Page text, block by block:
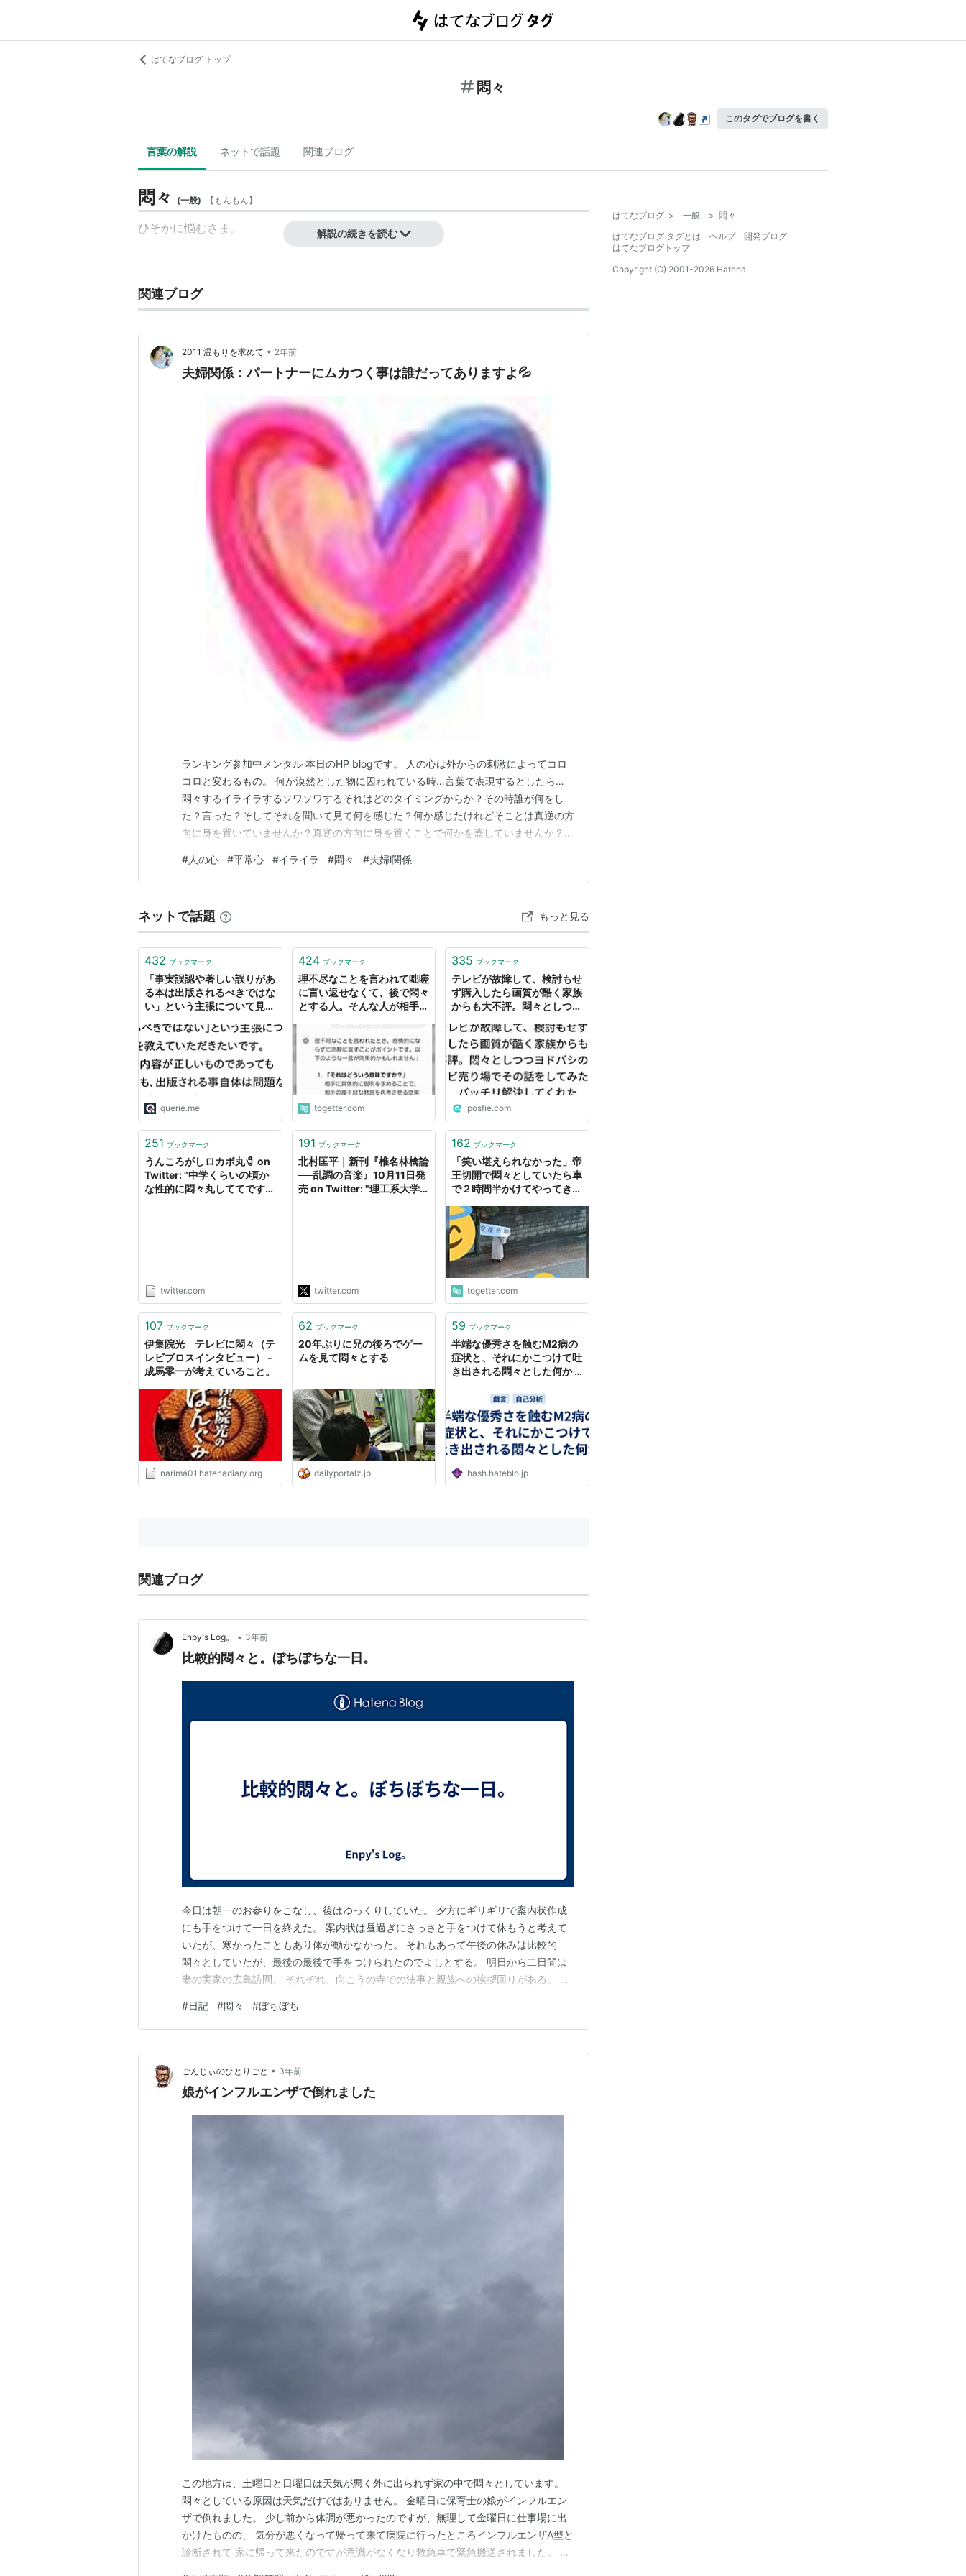
はてなブログ トップ
悶々
このタグでブログを書く
言葉の解説 ネットで話題 関連ブログ
悶々 (一般) 【 もんもん】
ひそかに悩むさま。 解説の続きを読む
関連ブログ
2011 温もりを求めて • 2年前
夫婦関係：パートナーにムカつく事は誰だってありますよ💦
ランキング参加中メンタル 本日のHP blogです。 人の心は外からの刺激によってコロ
コロと変わるもの。 何か漠然とした物に囚われている時…言葉で表現するとしたら…
悶々するイライラするソワソワするそれはどのタイミングからか？その時誰が何をし
た？言った？そしてそれを聞いて見て何を感じた？何か感じたけれどそことは真逆の方
向に身を置いていませんか？真逆の方向に身を置くことで何かを蓋していませんか？そ
楽器を使える人は音を出して表現してみる。何でもいいんですよ。試しにやって見てく
ださい。どれが自分に合うか…本当の気持ちを知るこ…
#人の心 #平常心 #イライラ #悶々 #夫婦l関係
ネットで話題 もっと見る
432 ブックマーク
「事実誤認や著しい誤りがあ
る本は出版されるべきではな
い」という主張について見解
私は、内容が正しいものであ
ってもなくても、出版される
事自体は問題なく、出版後に
適切な批判を受けるでよいの
では、と感じているのです
が、いまいちすっきひ論理的
に整理できずに悶々としてい
ます。|新たな発想を生み出
す質問箱 Querie.me
querie.me
424 ブックマーク
理不尽なことを言われて咄嗟
に言い返せなくて、後で悶々
とする人。そんな人が相手に
る
togetter.com
335 ブックマーク
テレビが故障して、検討もせ
ず購入したら画質が酷く家族
からも大不評。悶々としつつ
の話をしてみたらバッチリ解
決してくれた
posfie.com
251 ブックマーク
うんころがしロカボ丸🧷 on
Twitter: "中学くらいの頃か
な性的に悶々丸しててです
はきっとエロいことしてんだ
ろ、みたいな憎悪。自分でも
驚いたことがあるロカボ"
twitter.com
191 ブックマーク
北村匡平｜新刊『椎名林檎論
──乱調の音楽』10月11日発
売 on Twitter: "理工系大学
毎年作家の意図は作家に聞か
なければわからない、作家の
影響関係は作家が公言してな
いとわからないと当然のよう
に反応がくる。"
twitter.com
162 ブックマーク
「笑い堪えられなかった」帝
王切開で悶々としていたら車
で２時間半かけてやってきた
した話
togetter.com
107 ブックマーク
伊集院光 テレビに悶々（テ
レビブロスインタビュー） -
成馬零一が考えていること。
narima01.hatenadiary.org
62 ブックマーク
20年ぶりに兄の後ろでゲー
ムを見て悶々とする
dailyportalz.jp
59 ブックマーク
半端な優秀さを蝕むM2病の
症状と、それにかこつけて吐
き出される悶々とした何か -
hash.hateblo.jp
関連ブログ
Enpy's Log。 • 3年前
比較的悶々と。ぼちぼちな一日。
今日は朝一のお参りをこなし、後はゆっくりしていた。 夕方にギリギリで案内状作成
にも手をつけて一日を終えた。 案内状は昼過ぎにさっさと手をつけて休もうと考えて
いたが、寒かったこともあり体が動かなかった。 それもあって午後の休みは比較的
悶々としていたが、最後の最後で手をつけられたのでよしとする。 明日から二日間は
妻の実家の広島訪問。 それぞれ、向こうの寺での法事と親族への挨拶回りがある。 と
こようと思う。 今日もぼちぼちな一日だった。 やはり筋トレの翌日は倦怠感が残る。
その時その時の波をやり過ごしていきたい。
#日記 #悶々 #ぼちぼち
ごんじぃのひとりごと • 3年前
娘がインフルエンザで倒れました
この地方は、土曜日と日曜日は天気が悪く外に出られず家の中で悶々としています。
悶々としている原因は天気だけではありません。 金曜日に保育士の娘がインフルエン
ザで倒れました。 少し前から体調が悪かったのですが、無理して金曜日に仕事場に出
かけたものの、 気分が悪くなって帰って来て病院に行ったところインフルエンザA型と
診断されて 家に帰って来たのですが意識がなくなり救急車で緊急搬送されました。 そ
はてなブログ > 一般 > 悶々
はてなブログ タグとは
ヘルプ
開発ブログ
はてなブログトップ
Copyright (C) 2001-2026 Hatena.